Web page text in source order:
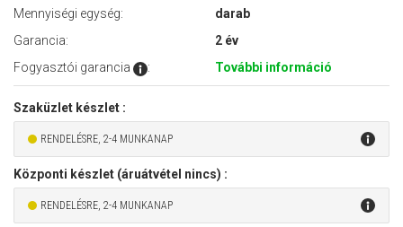
Mennyiségi egység:
darab
Garancia:
2 év
Fogyasztói garancia
: További információ
Szaküzlet készlet :
RENDELÉSRE, 2-4 MUNKANAP
Központi készlet (áruátvétel nincs) :
RENDELÉSRE, 2-4 MUNKANAP